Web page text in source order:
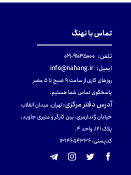
تماس با نهنگ
تلفن: ۹۱۰۳۵۰۰۰-۰۲۱
ایمیل: info@nahang.ir
روزهای کاری از ساعت ۹ صبح تا ۵ عصر
پاسخگوی تماس شما هستیم.
آدرس دفتر مرکزی:تهران، میدان انقلاب
خیابان ژاندارمری، بین کارگر و منیری جاوید،
پلاک 121، واحد ۴.
کدپستی: 131465433۶